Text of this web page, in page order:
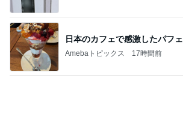
日本のカフェで感激したパフェ
Amebaトピックス 17時間前